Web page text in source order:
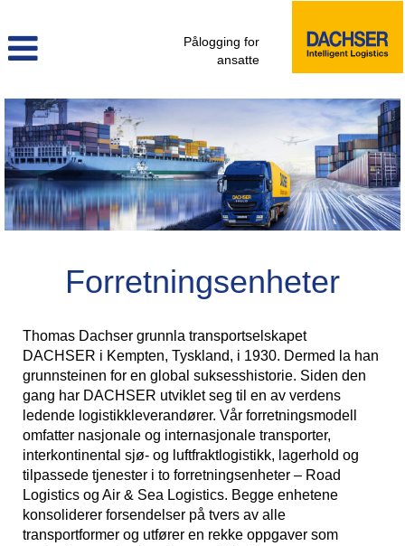
Pålogging for
ansatte
Forretningsenheter
Thomas Dachser grunnla transportselskapet
DACHSER i Kempten, Tyskland, i 1930. Dermed la han
grunnsteinen for en global suksesshistorie. Siden den
gang har DACHSER utviklet seg til en av verdens
ledende logistikkleverandører. Vår forretningsmodell
omfatter nasjonale og internasjonale transporter,
interkontinental sjø- og luftfraktlogistikk, lagerhold og
tilpassede tjenester i to forretningsenheter – Road
Logistics og Air & Sea Logistics. Begge enhetene
konsoliderer forsendelser på tvers av alle
transportformer og utfører en rekke oppgaver som